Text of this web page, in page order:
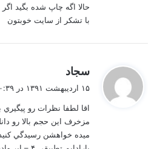
حالا اگه چاپ شده بگید اگر
با تشکر از سایت خوبتون
سجاد
:
۱۵ اردیبهشت ۱۳۹۱ در ۰:۳۹ ق٫ظ
اقا لطفا نظرات رو
مزخرف اين حجم بالا رو
ميده خواهشن رسيدگي